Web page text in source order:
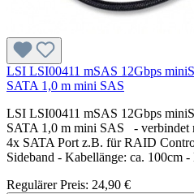
LSI LSI00411 mSAS 12Gbps
SATA 1,0 m mini SAS
LSI LSI00411 mSAS 12Gbps
SATA 1,0 m mini SAS - verbindet
4x SATA Port z.B. für RAID
Sideband - Kabellänge: ca. 100cm
Regulärer Preis: 24,90 €